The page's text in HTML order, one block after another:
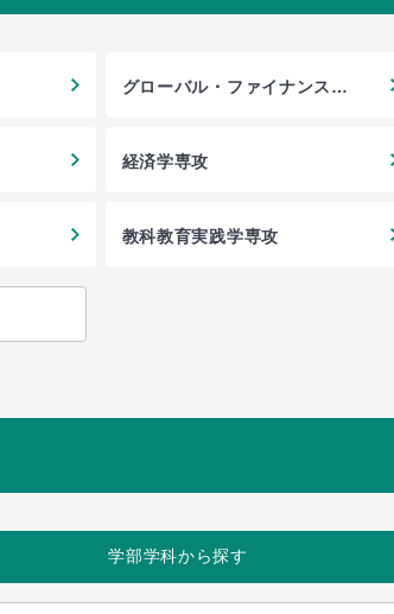
グローバル・ファイナンス専
経済学専攻
教科教育実践学専攻
学部学科から探す